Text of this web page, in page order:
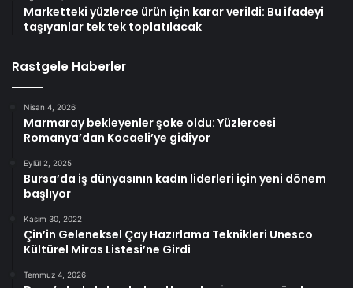
Marketteki yüzlerce ürün için karar verildi: Bu ifadeyi
taşıyanlar tek tek toplatılacak
Rastgele Haberler
Nisan 4, 2026
Marmaray bekleyenler şoke oldu: Yüzlercesi
Romanya’dan Kocaeli’ye gidiyor
Eylül 2, 2025
Bursa’da iş dünyasının kadın liderleri için yeni dönem
başlıyor
Kasım 30, 2022
Çin’in Geleneksel Çay Hazırlama Teknikleri Unesco
Kültürel Miras Listesi’ne Girdi
Temmuz 4, 2026